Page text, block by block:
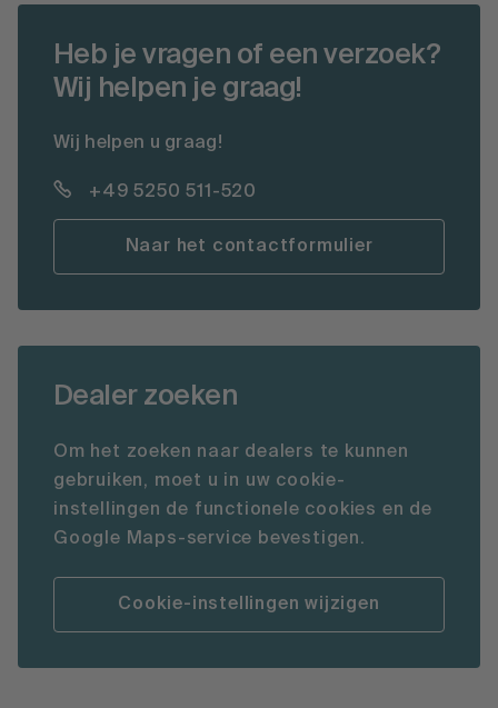
Heb je vragen of een verzoek?
Wij helpen je graag!
Wij helpen u graag!
+49 5250 511-520
Naar het contactformulier
Dealer zoeken
Om het zoeken naar dealers te kunnen
gebruiken, moet u in uw cookie-
instellingen de functionele cookies en de
Google Maps-service bevestigen.
Cookie-instellingen wijzigen